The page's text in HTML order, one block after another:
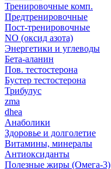
Тренировочные комп.
Предтренировочные
Пост-тренировочные
NO (оксид азота)
Энергетики и углеводы
Бета-аланин
Пов. тестостерона
Бустер тестостерона
Трибулус
zma
dhea
Анаболики
Здоровье и долголетие
Витамины, минералы
Антиоксиданты
Полезные жиры (Омега-3)